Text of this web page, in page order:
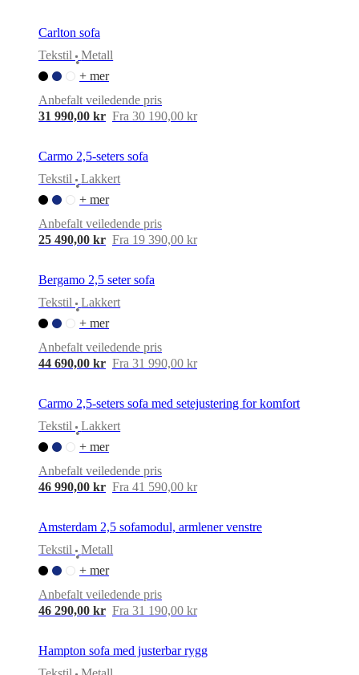
Carlton sofa
Tekstil
•
Metall
+ mer
Anbefalt veiledende pris
31 990,00 kr Fra 30 190,00 kr
Carmo 2,5-seters sofa
Tekstil
•
Lakkert
+ mer
Anbefalt veiledende pris
25 490,00 kr Fra 19 390,00 kr
Bergamo 2,5 seter sofa
Tekstil
•
Lakkert
+ mer
Anbefalt veiledende pris
44 690,00 kr Fra 31 990,00 kr
Carmo 2,5-seters sofa med setejustering for komfort
Tekstil
•
Lakkert
+ mer
Anbefalt veiledende pris
46 990,00 kr Fra 41 590,00 kr
Amsterdam 2,5 sofamodul, armlener venstre
Tekstil
•
Metall
+ mer
Anbefalt veiledende pris
46 290,00 kr Fra 31 190,00 kr
Hampton sofa med justerbar rygg